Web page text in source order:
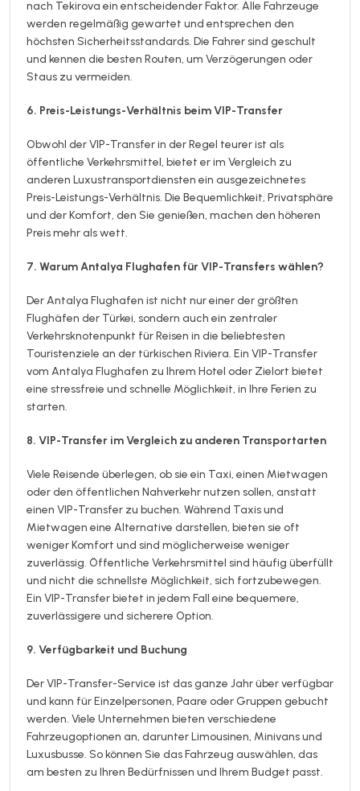
nach Tekirova ein entscheidender Faktor. Alle Fahrzeuge
werden regelmäßig gewartet und entsprechen den
höchsten Sicherheitsstandards. Die Fahrer sind geschult
und kennen die besten Routen, um Verzögerungen oder
Staus zu vermeiden.
6. Preis-Leistungs-Verhältnis beim VIP-Transfer
Obwohl der VIP-Transfer in der Regel teurer ist als
öffentliche Verkehrsmittel, bietet er im Vergleich zu
anderen Luxustransportdiensten ein ausgezeichnetes
Preis-Leistungs-Verhältnis. Die Bequemlichkeit, Privatsphäre
und der Komfort, den Sie genießen, machen den höheren
Preis mehr als wett.
7. Warum Antalya Flughafen für VIP-Transfers wählen?
Der Antalya Flughafen ist nicht nur einer der größten
Flughäfen der Türkei, sondern auch ein zentraler
Verkehrsknotenpunkt für Reisen in die beliebtesten
Touristenziele an der türkischen Riviera. Ein VIP-Transfer
vom Antalya Flughafen zu Ihrem Hotel oder Zielort bietet
eine stressfreie und schnelle Möglichkeit, in Ihre Ferien zu
starten.
8. VIP-Transfer im Vergleich zu anderen Transportarten
Viele Reisende überlegen, ob sie ein Taxi, einen Mietwagen
oder den öffentlichen Nahverkehr nutzen sollen, anstatt
einen VIP-Transfer zu buchen. Während Taxis und
Mietwagen eine Alternative darstellen, bieten sie oft
weniger Komfort und sind möglicherweise weniger
zuverlässig. Öffentliche Verkehrsmittel sind häufig überfüllt
und nicht die schnellste Möglichkeit, sich fortzubewegen.
Ein VIP-Transfer bietet in jedem Fall eine bequemere,
zuverlässigere und sicherere Option.
9. Verfügbarkeit und Buchung
Der VIP-Transfer-Service ist das ganze Jahr über verfügbar
und kann für Einzelpersonen, Paare oder Gruppen gebucht
werden. Viele Unternehmen bieten verschiedene
Fahrzeugoptionen an, darunter Limousinen, Minivans und
Luxusbusse. So können Sie das Fahrzeug auswählen, das
am besten zu Ihren Bedürfnissen und Ihrem Budget passt.